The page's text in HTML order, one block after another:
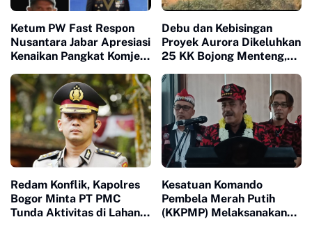
Ketum PW Fast Respon
Nusantara Jabar Apresiasi
Kenaikan Pangkat Komjen
Humanis dan Mitra
Strategis Media
Debu dan Kebisingan
Proyek Aurora Dikeluhkan
25 KK Bojong Menteng,
Turun Tangan
Redam Konflik, Kapolres
Bogor Minta PT PMC
Tunda Aktivitas di Lahan
Kesatuan Komando
Pembela Merah Putih
(KKPMP) Melaksanakan